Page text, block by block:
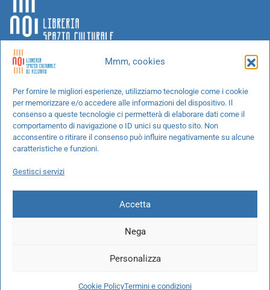
Mmm, cookies
Per fornire le migliori esperienze, utilizziamo tecnologie come i cookie
per memorizzare e/o accedere alle informazioni del dispositivo. Il
consenso a queste tecnologie ci permetterà di elaborare dati come il
comportamento di navigazione o ID unici su questo sito. Non
acconsentire o ritirare il consenso può influire negativamente su alcune
caratteristiche e funzioni.
Gestisci servizi
Accetta
Nega
Personalizza
Cookie PolicyTermini e condizioni
Chi siamo
Progetti speciali
Richiedi un libro
Spedizioni
Cookie Policy
10694580969
IT37L0503401651000000004422